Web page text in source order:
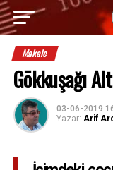
Makale
Gökkuşağı
03-06-2019
Yazar: Arif